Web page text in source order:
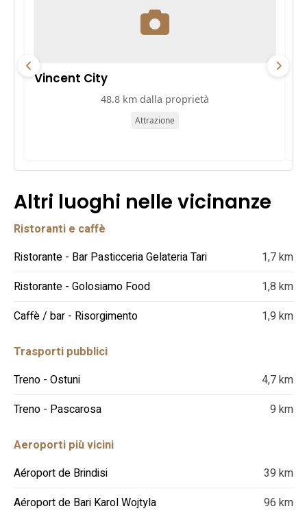
Vincent City
48.8 km dalla proprietà
Attrazione
Altri luoghi nelle vicinanze
Ristoranti e caffè
Ristorante - Bar Pasticceria Gelateria Tari
1,7 km
Ristorante - Golosiamo Food
1,8 km
Caffè / bar - Risorgimento
1,9 km
Trasporti pubblici
Treno - Ostuni
4,7 km
Treno - Pascarosa
9 km
Aeroporti più vicini
Aéroport de Brindisi
39 km
Aéroport de Bari Karol Wojtyla
96 km